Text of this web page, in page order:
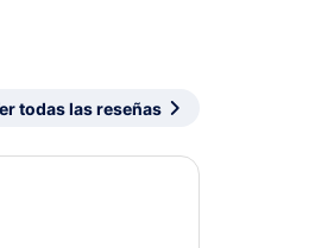
todas las reseñas